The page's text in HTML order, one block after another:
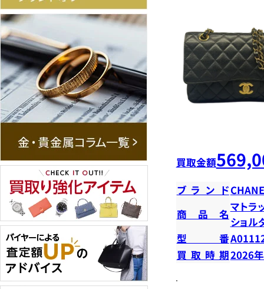
買取金額
ブランド
商品名
マトラ
ショ
型番
買取時期2026